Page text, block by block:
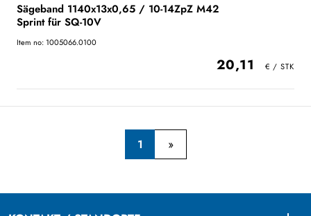
Sägeband 1140x13x0,65 / 10-14ZpZ M42
Sprint für SQ-10V
Item no: 1005066.0100
20,11
1